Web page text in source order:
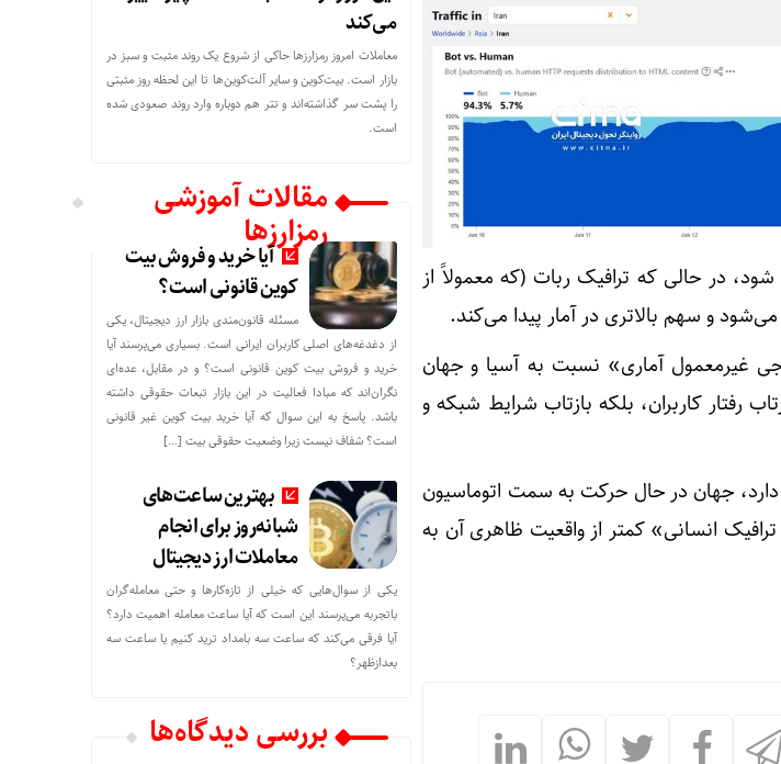
در حالی که ترافیک ربات (که معمولاً از
و سهم بالاتری در آمار پیدا می‌کند.
غیرمعمول آماری» نسبت به آسیا و جهان
کاربران، بلکه بازتاب شرایط شبکه و
دارد، جهان در حال حرکت به سمت اتوماسیون
انسانی» کمتر از واقعیت ظاهری آن به
می‌کند
معاملات امروز رمزارز‌ها حاکی از شروع یک روند مثبت و سبز در
بازار است. بیت‌کوین و سایر آلت‌کوین‌ها تا این لحظه روز مثبتی
را پشت سر گذاشته‌اند و تتر هم دوباره وارد روند صعودی شده
است.
مقالات آموزشی
رمزارزهاآیا خرید و فروش بیت
کوین قانونی است؟
مسئله قانون‌مندی بازار ارز دیجیتال، یکی
از دغدغه‌های اصلی کاربران ایرانی است. بسیاری می‌پرسند آیا
خرید و فروش بیت کوین قانونی است؟ و در مقابل، عده‌ای
نگران‌اند که مبادا فعالیت در این بازار تبعات حقوقی داشته
باشد. پاسخ به این سوال که آیا خرید بیت کوین غیر قانونی
است؟ شفاف نیست زیرا وضعیت حقوقی بیت‌ […]
بهترین ساعت‌های
شبانه‌روز برای انجام
معاملات ارز دیجیتال
یکی از سوال‌هایی که خیلی از تازه‌کارها و حتی معامله‌گران
باتجربه می‌پرسند این است که آیا ساعت معامله اهمیت دارد؟
آیا فرقی می‌کند که ساعت سه بامداد ترید کنیم یا ساعت سه
بعدازظهر؟
بررسی دیدگاه‌ها